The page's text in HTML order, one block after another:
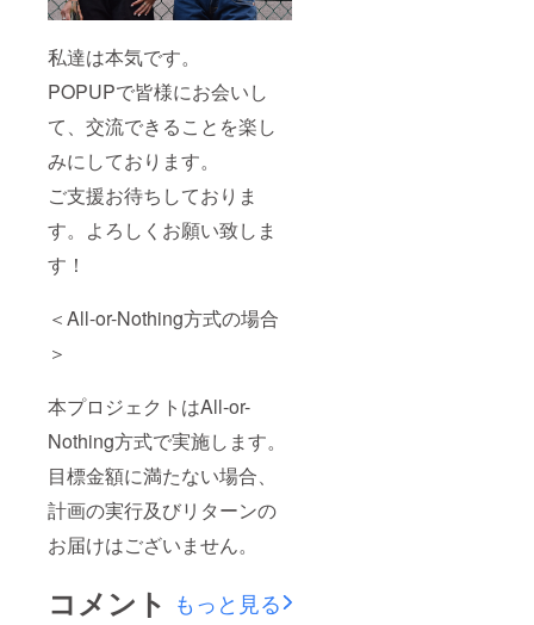
私達は本気です。
POPUPで皆様にお会いし
て、交流できることを楽し
みにしております。
ご支援お待ちしておりま
す。よろしくお願い致しま
す！
＜All-or-Nothing方式の場合
＞
本プロジェクトはAll-or-
Nothing方式で実施します。
目標金額に満たない場合、
計画の実行及びリターンの
お届けはございません。
コメント もっと見る